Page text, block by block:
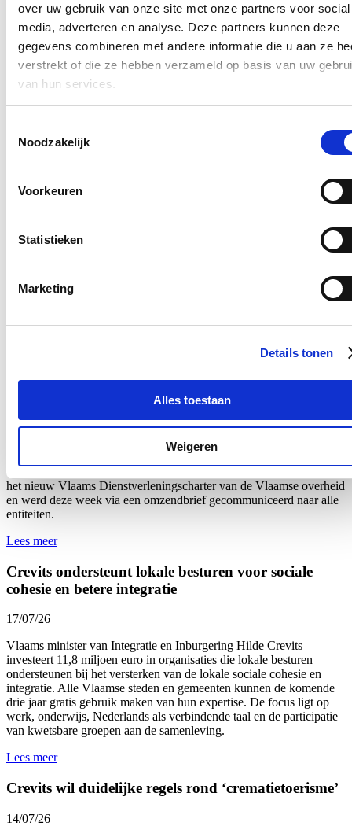
over uw gebruik van onze site met onze partners voor social
media, adverteren en analyse. Deze partners kunnen deze
gegevens combineren met andere informatie die u aan ze
verstrekt of die ze hebben verzameld op basis van uw
van hun services.
Noodzakelijk
Voorkeuren
Statistieken
Marketing
Details tonen
Alles toestaan
Weigeren
Ontvang mijn nieuwsbrief.
E-mailadres
bovenstaand mailadres*
stijgt fors binnen Vlaamse overheid: nieuwe regeling
dat dossiers tijdelijk kan opschorten in geval van
personeelsleden van de Vlaamse overheid
uit nieuwe cijfers van Vlaams minister van Bestuurszaken Hilde
Crevits. De minister wil daarom strenger optreden: indien
overheidspersoneel wordt geconfronteerd met agressie van burgers,
kan er voortaan onmiddellijk en kordaat op worden gereageerd door
het voorval uitdrukkelijk mee te nemen bij de beoordeling van het
dossier van de betrokken persoon. De regeling werd vastgelegd in
het nieuw Vlaams Dienstverleningscharter van de Vlaamse overheid
en werd deze week via een omzendbrief gecommuniceerd naar alle
entiteiten.
Lees meer
Crevits ondersteunt lokale besturen voor sociale
cohesie en betere integratie
17/07/26
Vlaams minister van Integratie en Inburgering Hilde Crevits
investeert 11,8 miljoen euro in organisaties die lokale besturen
ondersteunen bij het versterken van de lokale sociale cohesie en
integratie. Alle Vlaamse steden en gemeenten kunnen de komende
drie jaar gratis gebruik maken van hun expertise. De focus ligt op
werk, onderwijs, Nederlands als verbindende taal en de participatie
van kwetsbare groepen aan de samenleving.
Lees meer
Crevits wil duidelijke regels rond ‘crematietoerisme’
14/07/26